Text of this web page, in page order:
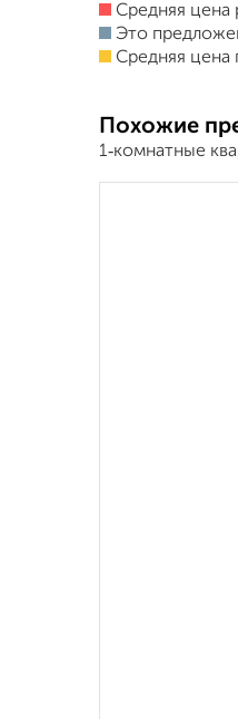
Средняя цена
Это
Средняя цена
Похожие
1‑комнатные